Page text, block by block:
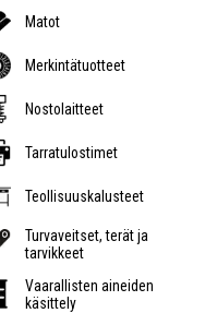
Matot
Merkintätuotteet
Nostolaitteet
Tarratulostimet
Teollisuuskalusteet
Turvaveitset, terät ja
tarvikkeet
Vaarallisten aineiden
käsittely